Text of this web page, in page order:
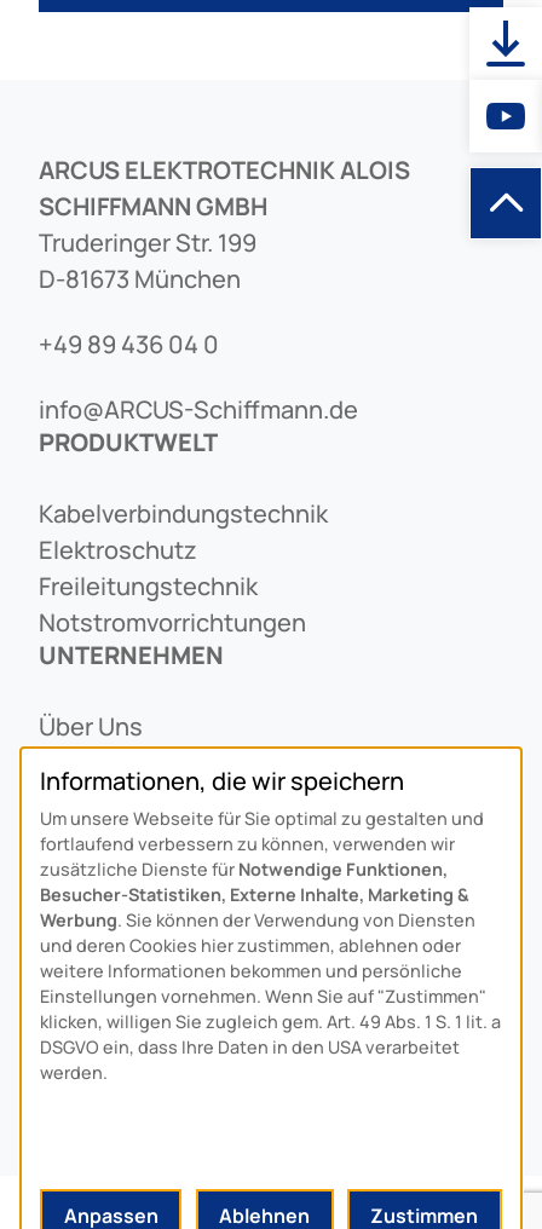
ARCUS ELEKTROTECHNIK ALOIS
SCHIFFMANN GMBH
Truderinger Str. 199
D-81673 München
+49 89 436 04 0
info@ARCUS-Schiffmann.de
PRODUKTWELT
Kabelverbindungstechnik
Elektroschutz
Freileitungstechnik
Notstromvorrichtungen
UNTERNEHMEN
Über Uns
Alois Schiffmann Stiftung
Allgemeine Lieferbedingungen
Arcus Niederlande: Bedrijfsgegevens
KONTAKT
Anfahrt
Kontaktformular
Kundenservice
Download-Center
© 2024 MADE BY -MEDIA
Informationen, die wir speichern
Um unsere Webseite für Sie optimal zu gestalten und
fortlaufend verbessern zu können, verwenden wir
zusätzliche Dienste für Notwendige Funktionen,
Besucher-Statistiken, Externe Inhalte, Marketing &
Werbung. Sie können der Verwendung von Diensten
und deren Cookies hier zustimmen, ablehnen oder
weitere Informationen bekommen und persönliche
Einstellungen vornehmen. Wenn Sie auf "Zustimmen"
klicken, willigen Sie zugleich gem. Art. 49 Abs. 1 S. 1 lit. a
DSGVO ein, dass Ihre Daten in den USA verarbeitet
werden.
Anpassen Ablehnen Zustimmen